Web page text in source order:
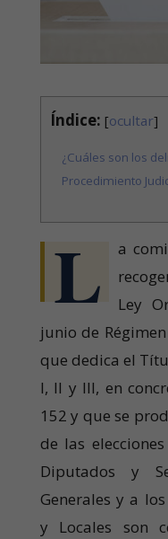
Índice: [ocultar]
¿Cuáles son los
Procedimiento
L
a
Ley
junio de
que dedica el
I, II y III, en
152 y que se
de las
Diputados y
Generales y a
y Locales son